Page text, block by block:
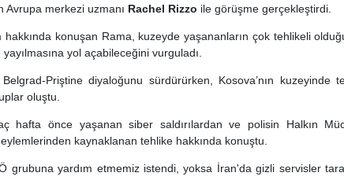
Avrupa merkezi uzmanı Rachel Rizzo ile görüşme gerçekleştirdi.
hakkında konuşan Rama, kuzeyde yaşananların çok tehlikeli
yol açabileceğini vurguladı.
Priştine diyaloğunu sürdürürken, Kosova’nın kuzeyinde
oluştu.
hafta önce yaşanan siber saldırılardan ve polisin Halkın
kaynaklanan tehlike hakkında konuştu.
grubuna yardım etmemiz istendi, yoksa İran'da gizli servisler